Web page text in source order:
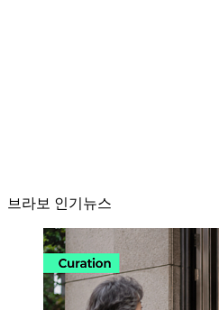
브라보 인기뉴스